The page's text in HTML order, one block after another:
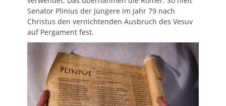
Senator Plinius der Jüngere im Jahr 79 nach
Christus den vernichtenden Ausbruch des Vesuv
auf Pergament fest.